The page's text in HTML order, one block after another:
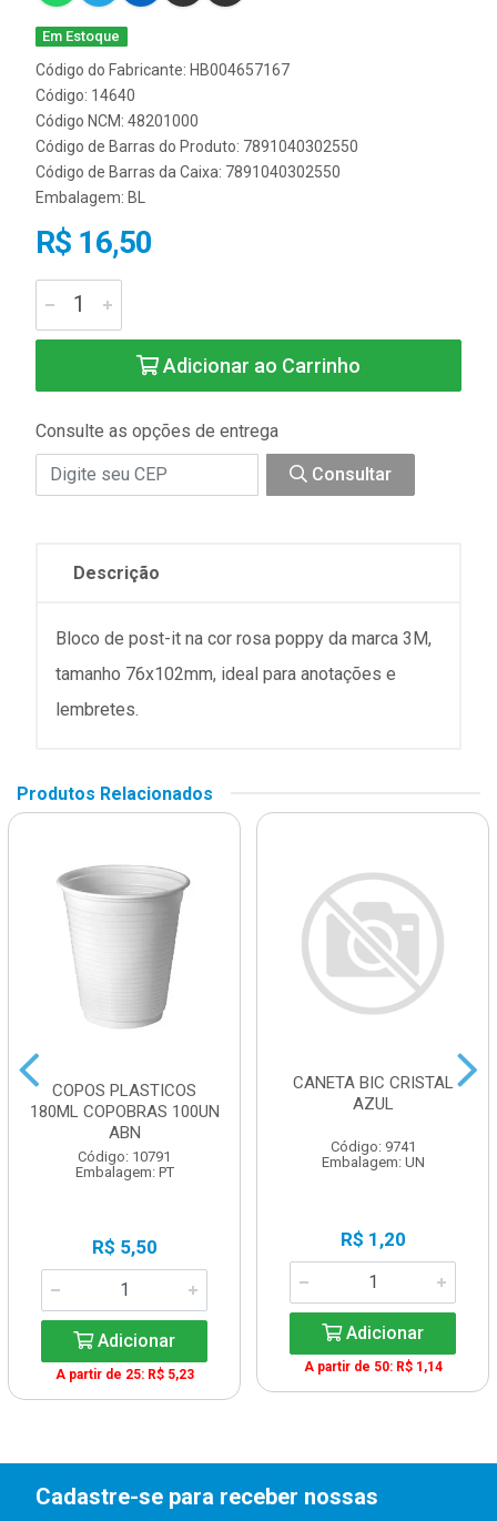
Em Estoque
Código do Fabricante: HB004657167
Código: 14640
Código NCM: 48201000
Código de Barras do Produto: 7891040302550
Código de Barras da Caixa: 7891040302550
Embalagem: BL
R$ 16,50
Adicionar ao Carrinho
Consulte as opções de entrega
Consultar
Descrição
Bloco de post-it na cor rosa poppy da marca 3M,
tamanho 76x102mm, ideal para anotações e
lembretes.
Produtos Relacionados
COPOS PLASTICOS
180ML COPOBRAS 100UN
ABN
Código: 10791
Embalagem: PT
R$ 5,50
Adicionar
A partir de 25: R$ 5,23
CANETA BIC CRISTAL
AZUL
Código: 9741
Embalagem: UN
R$ 1,20
Adicionar
A partir de 50: R$ 1,14
Cadastre-se para receber nossas